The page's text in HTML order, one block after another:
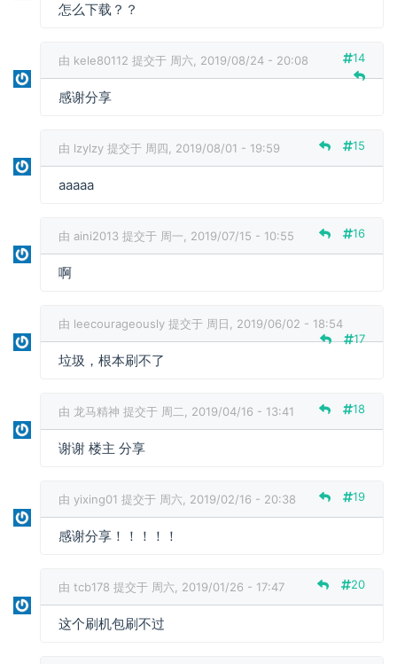
怎么下载？？
由 kele80112 提交于 周六, 2019/08/24 - 20:08 14
感谢分享
由 lzylzy 提交于 周四, 2019/08/01 - 19:59 15
aaaaa
由 aini2013 提交于 周一, 2019/07/15 - 10:55 16
啊
由 leecourageously 提交于 周日, 2019/06/02 - 18:54
17
垃圾，根本刷不了
由 龙马精神 提交于 周二, 2019/04/16 - 13:41 18
谢谢 楼主 分享
由 yixing01 提交于 周六, 2019/02/16 - 20:38 19
感谢分享！！！！！
由 tcb178 提交于 周六, 2019/01/26 - 17:47 20
这个刷机包刷不过